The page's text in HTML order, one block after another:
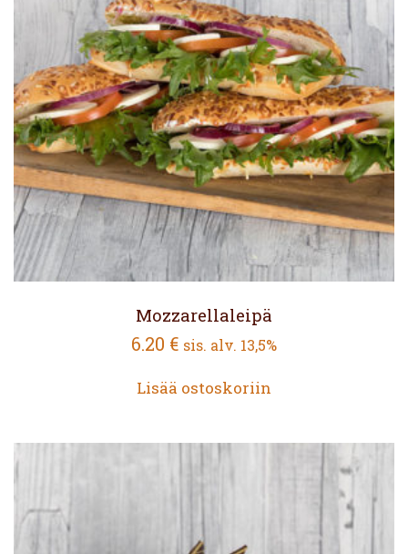
Mozzarellaleipä
6.20 € sis. alv. 13,5%
Lisää ostoskoriin